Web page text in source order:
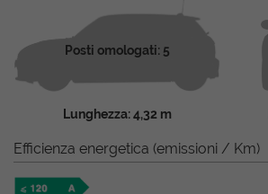
Posti omologati: 5
Lunghezza: 4,32 m
Efficienza energetica (emissioni / Km)